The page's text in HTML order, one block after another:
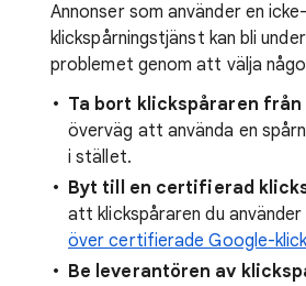
Annonser som använder en
klickspårningstjänst kan bli
problemet genom att välja
Ta bort klickspåraren från
överväg att använda en
i stället.
Byt till en certifierad
att klickspåraren du
över certifierade Google-
Be leverantören av